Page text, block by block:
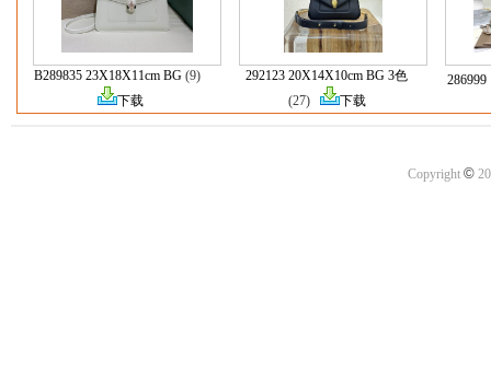
B289835 23X18X11cm BG (9)
下载
292123 20X14X10cm BG 3色
(27)
下载
286999
Copyright ©